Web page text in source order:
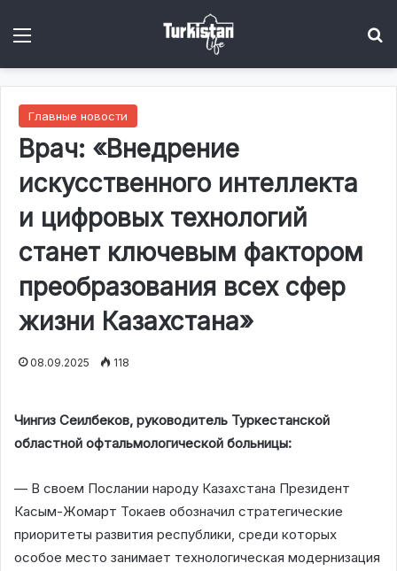
Главные новости
Врач: «Внедрение
искусственного интеллекта
и цифровых технологий
станет ключевым фактором
преобразования всех сфер
жизни Казахстана»
08.09.2025 118
Чингиз Сеилбеков, руководитель Туркестанской
областной офтальмологической больницы:
— В своем Послании народу Казахстана Президент
Касым-Жомарт Токаев обозначил стратегические
приоритеты развития республики, среди которых
особое место занимает технологическая модернизация